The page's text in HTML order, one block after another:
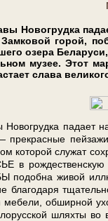
Но­во­груд­ка
го­рой,
озе­ра
музее. Этот
сла­ва
Но­во­груд­ка па­да­ет
ко­то­рой слу­жат
в рождественскую
по­доб­на жи­вой
благодаря
об­шир­ной
шлях­ты